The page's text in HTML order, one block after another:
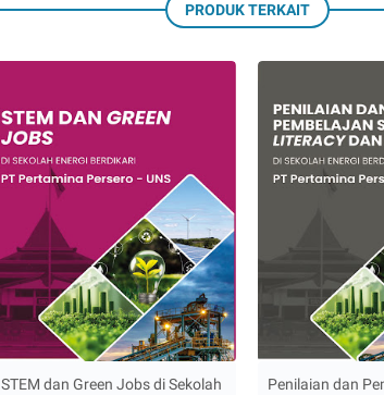
PRODUK TERKAIT
STEM dan Green Jobs di Sekolah
Penilaian dan